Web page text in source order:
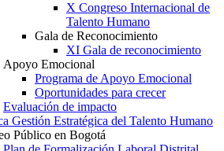
X Congreso Internacional de
Talento Humano
Gala de Reconocimiento
XI Gala de reconocimiento
Apoyo Emocional
Programa de Apoyo Emocional
Oportunidades para crecer
Evaluación de impacto
Gestión Estratégica del Talento Humano
Público en Bogotá